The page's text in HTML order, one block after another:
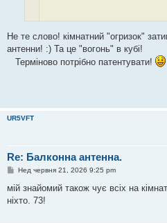
На мою вуличну 7,46 метра так
вогонь
Не те слово! кімнатний "огризок"
антенни! :) Та це "вогонь" в кубі!
Терміново потрібно патентувати!
UR5VFT
Re: Балконна антенна.
П
в
д
Нед червня 21, 2026 9:25 pm
мій знайомий також чує всіх на
ніхто. 73!